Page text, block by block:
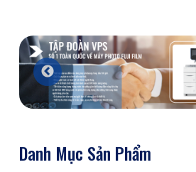
Danh Mục Sản Phẩm